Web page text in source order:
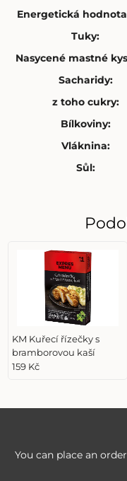
Energetická
Tuky:
Nasycené mastné
Sacharidy:
z toho cukry:
Bílkoviny:
Vláknina:
Sůl:
KM Kuřecí řízečky s
bramborovou kaší
159 Kč
You can place an